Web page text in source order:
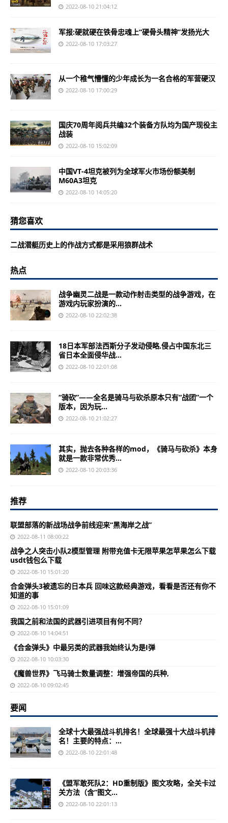
2022-08-10 21:04:12
军报:硬就硬在铁骨忠魂上“硬骨头精神”发扬光大
2022-08-10 17:03:27
从一个稚气懵懂的少年成长为一名合格的军营硬汉
2022-08-10 17:00:29
国庆70周年阅兵共编32个装备方队均为国产现役主
战装
2022-08-10 15:02:09
中国VT-4坦克被列为全球军火市场份额美制
M60A3坦克
2022-08-10 14:05:20
猜您喜欢
二战潜艇历史上的作战方式都是采用狼群战术
热点
战争幽灵二战是一款动作射击类型的战争游戏，在
游戏内玩家扮演的...
2022-08-10 22:02:38
18日本军部法西斯分子发动侵略,侵占中国东北三
省日本全面侵华战...
2022-08-10 22:01:08
“骑砍”——全名是骑马与砍杀原本只有“战团”一个
版本，因为玩...
2022-08-10 21:02:27
其实，抛去各种各样的mod，《骑马与砍杀》本身
就是一款非常优秀...
2022-08-10 20:03:36
推荐
联盟部落的新战场战争前线迎来“黑海岸之战”
2022-08-11 08:00:22
战争之人突击小队2模型管理 附带充值卡无限苹果怎苹果怎么下载
usdt钱包么下载
2022-08-10 15:01:20
合金弹头3被遗忘的日本兵 回味这款经典游戏，看看是否还有你不
知道的事
2022-08-10 15:01:09
我国之前和法国的武器引进项目有何不同？
2022-08-10 14:04:51
《合金弹头》中最另类的武器我始终认为是I弹
2022-08-10 10:03:30
《魔兽世界》飞马骑士数量调整：增强帝国的兵种,
2022-08-10 09:02:45
要闻
全球十大最强战斗机排名！全球最强十大战斗机排
名！主要的特点：...
2022-08-10 22:01:48
《盟军敢死队2：HD重制版》图文攻略，全关卡过
关方法（含“图文...
2022-08-10 22:01:13